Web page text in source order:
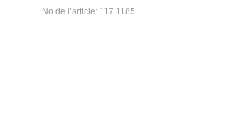
No de l’article: 117.1185